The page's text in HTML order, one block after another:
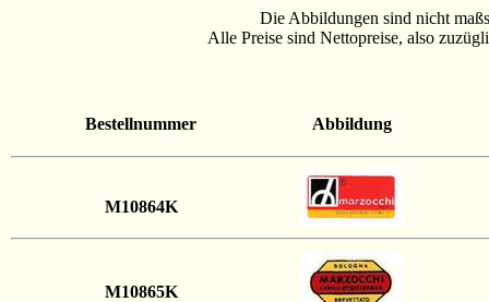
Die Abbildungen sind nicht
Alle Preise sind Nettopreise, also
Bestellnummer Abbildung
M10864K
M10865K